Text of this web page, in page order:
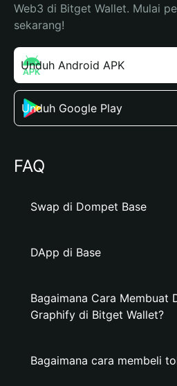
Web3 di Bitget Wallet. Mulai
sekarang!
Unduh Android APK
Unduh Google Play
FAQ
Swap di Dompet Base
DApp di Base
Bagaimana Cara Membuat
Graphify di Bitget Wallet?
Bagaimana cara membeli